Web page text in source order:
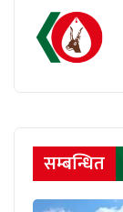
सम्बन्धित